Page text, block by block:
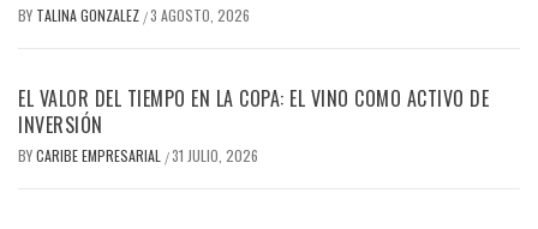
BY TALINA GONZALEZ /3 AGOSTO, 2026
EL VALOR DEL TIEMPO EN LA COPA: EL VINO COMO ACTIVO DE
INVERSIÓN
BYCARIBE EMPRESARIAL /31 JULIO, 2026